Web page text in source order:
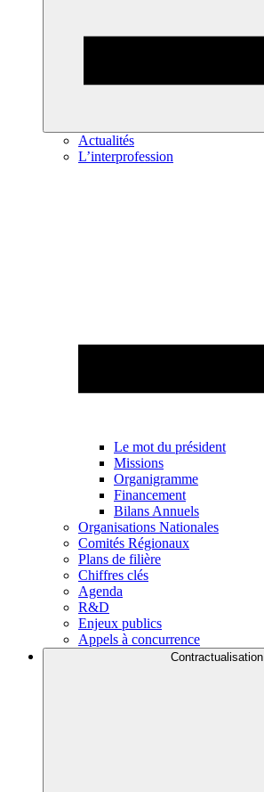
Actualités
L’interprofession
Le mot du président
Missions
Organigramme
Financement
Bilans Annuels
Organisations Nationales
Comités Régionaux
Plans de filière
Chiffres clés
Agenda
R&D
Enjeux publics
Appels à concurrence
Contractualisation